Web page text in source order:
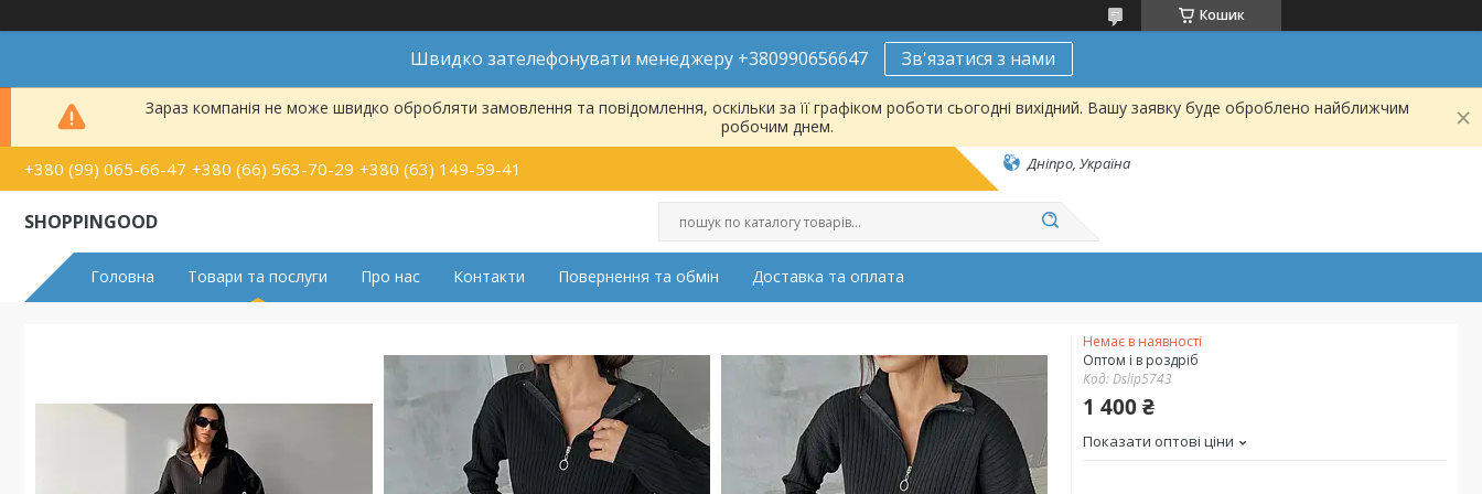
Кошик
Швидко зателефонувати менеджеру +380990656647 Зв'язатися з нами
Зараз компанія не може швидко обробляти замовлення та повідомлення, оскільки за її графіком роботи сьогодні вихідний. Вашу заявку буде оброблено найближчим
робочим днем.
+380 (99) 065-66-47 +380 (66) 563-70-29 +380 (63) 149-59-41 Дніпро, Україна
SHOPPINGOOD
Головна Товари та послуги Про нас Контакти Повернення та обмін Доставка та оплата
Немає в наявності
Оптом і в роздріб
Код:Dslip5743
1 400 ₴
Показати оптові ціни